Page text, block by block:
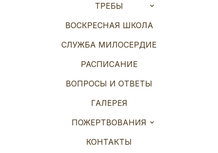
ТРЕБЫ
ВОСКРЕСНАЯ ШКОЛА
СЛУЖБА МИЛОСЕРДИЕ
РАСПИСАНИЕ
ВОПРОСЫ И ОТВЕТЫ
ГАЛЕРЕЯ
ПОЖЕРТВОВАНИЯ
КОНТАКТЫ